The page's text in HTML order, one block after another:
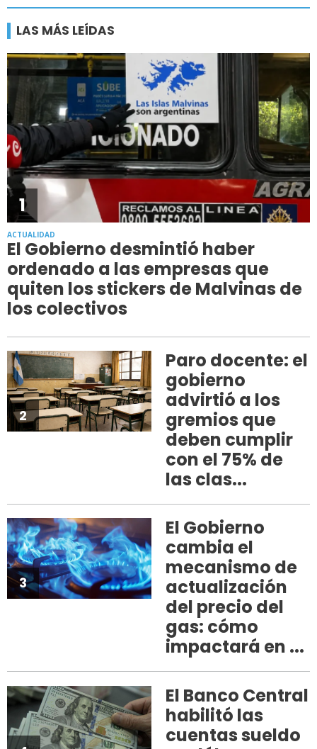
LAS MÁS LEÍDAS
1
ACTUALIDAD
El Gobierno desmintió haber
ordenado a las empresas que
quiten los stickers de Malvinas de
los colectivos
2
Paro docente: el
gobierno
advirtió a los
gremios que
deben cumplir
con el 75% de
las clas...
3
El Gobierno
cambia el
mecanismo de
actualización
del precio del
gas: cómo
impactará en ...
El Banco Central
habilitó las
cuentas sueldo